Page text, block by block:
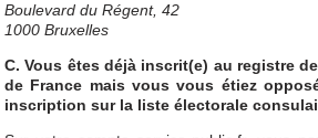
Boulevard du Régent, 42
1000 Bruxelles
C. Vous êtes déjà inscrit(e) au registre
de France mais vous vous étiez
inscription sur la liste électorale